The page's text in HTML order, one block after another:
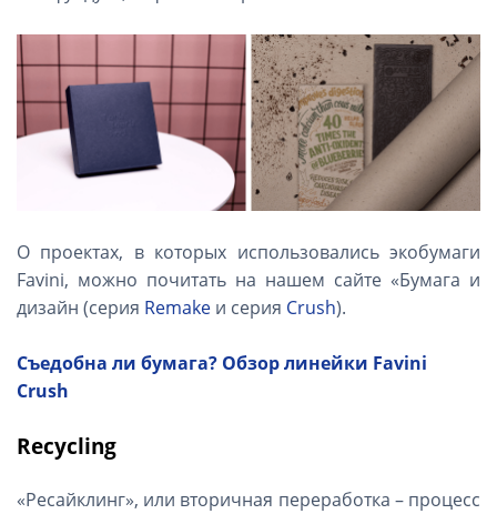
О проектах, в которых использовались экобумаги
Favini, можно почитать на нашем сайте «Бумага и
дизайн (серия Remake и серия Crush).
Съедобна ли бумага? Обзор линейки Favini
Crush
Recycling
«Ресайклинг», или вторичная переработка – процесс